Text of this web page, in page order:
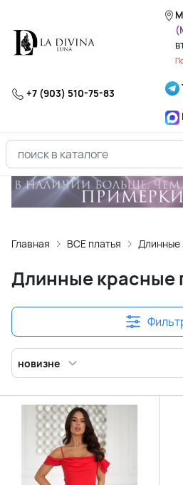
+7 (903) 510-75-83
Главная ВСЕ платья Длинные
Длинные красные
новизне